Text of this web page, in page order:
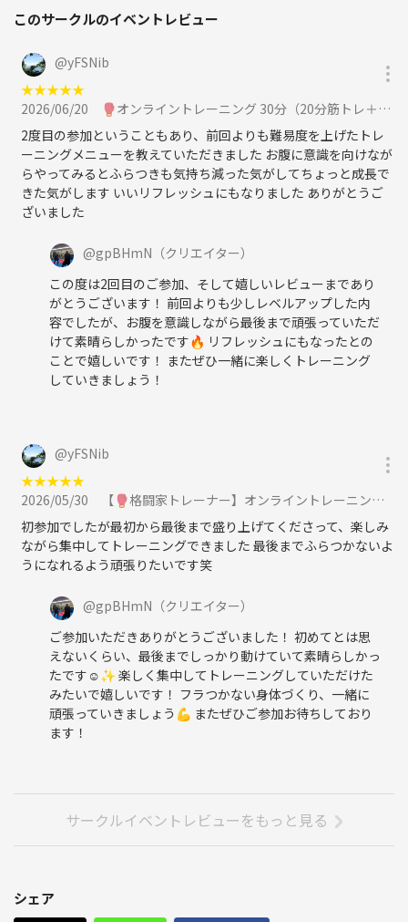
このサークルのイベントレビュー
@yFSNib
★★★★★
2026/06/20
🥊オンライントレーニング 30分（20分筋トレ＋有酸素キックボクシング）に参加
2度目の参加ということもあり、前回よりも難易度を上げたトレ
ーニングメニューを教えていただきました お腹に意識を向けなが
らやってみるとふらつきも気持ち減った気がしてちょっと成長で
きた気がします いいリフレッシュにもなりました ありがとうご
ざいました
@gpBHmN （クリエイター）
この度は2回目のご参加、そして嬉しいレビューまであり
がとうございます！ 前回よりも少しレベルアップした内
容でしたが、お腹を意識しながら最後まで頑張っていただ
けて素晴らしかったです🔥 リフレッシュにもなったとの
ことで嬉しいです！ またぜひ一緒に楽しくトレーニング
していきましょう！
@yFSNib
★★★★★
2026/05/30
【🥊格闘家トレーナー】オンライントレーニング 30分（20分筋トレ＋有酸素キックボクシング）に参加
初参加でしたが最初から最後まで盛り上げてくださって、楽しみ
ながら集中してトレーニングできました 最後までふらつかないよ
うになれるよう頑張りたいです笑
@gpBHmN （クリエイター）
ご参加いただきありがとうございました！ 初めてとは思
えないくらい、最後までしっかり動けていて素晴らしかっ
たです☺️✨ 楽しく集中してトレーニングしていただけた
みたいで嬉しいです！ フラつかない身体づくり、一緒に
頑張っていきましょう💪 またぜひご参加お待ちしており
ます！
サークルイベントレビューをもっと見る
シェア